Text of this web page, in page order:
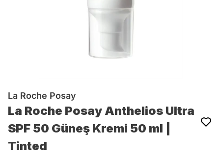
La Roche Posay
La Roche Posay Anthelios Ultra
SPF 50 Güneş Kremi 50 ml |
Tinted